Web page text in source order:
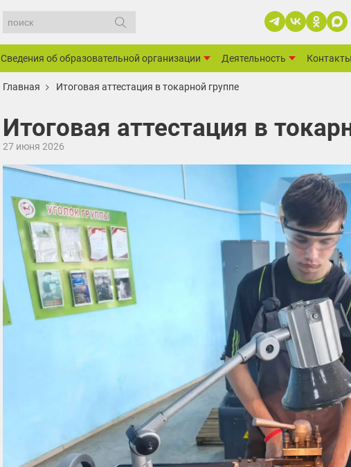
Сведения об образовательной организации Деятельность
Главная Итоговая аттестация в токарной группе
Итоговая аттестация в
27 июня 2026